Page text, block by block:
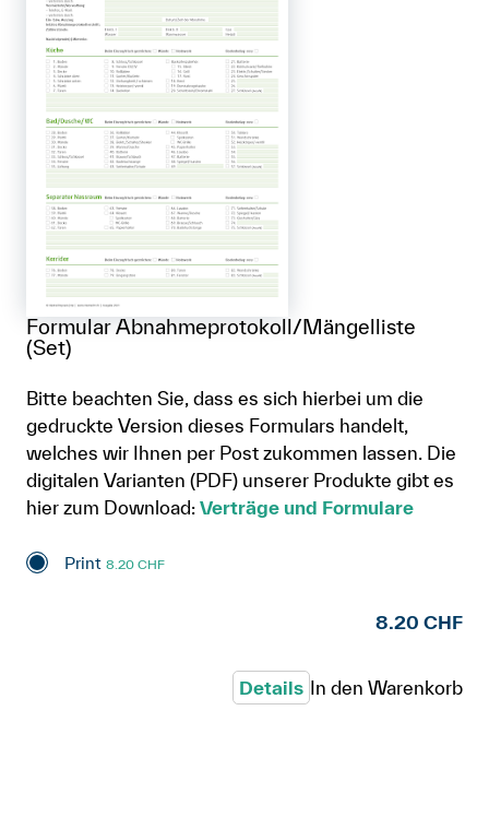
Formular Abnahmeprotokoll/Mängelliste
(Set)
Bitte beachten Sie, dass es sich hierbei um die
gedruckte Version dieses Formulars handelt,
welches wir Ihnen per Post zukommen lassen. Die
digitalen Varianten (PDF) unserer Produkte gibt es
hier zum Download: Verträge und Formulare
Print 8.20 CHF
8.20 CHF
Details In den Warenkorb